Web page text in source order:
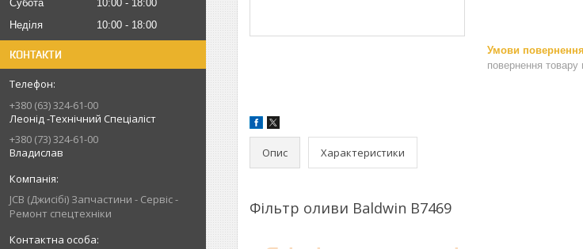
Субота
10:00
18:00
Неділя
10:00 18:00
КОНТАКТИ
+380 (63) 324-61-00
Леонід -Технічний Спеціаліст
+380 (73) 324-61-00
Владислав
JCB (Джисібі) Запчастини - Сервіс -
Ремонт спецтехніки
повернення товару
Опис Характеристики
Фільтр оливи Baldwin B7469